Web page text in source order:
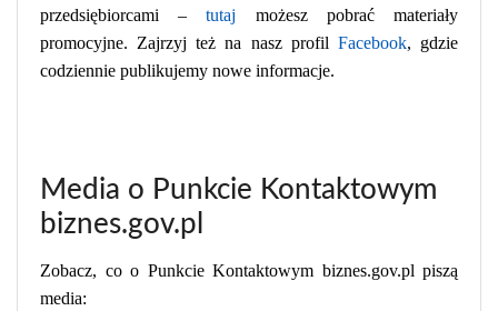
przedsiębiorcami –tutaj możesz pobrać materiały
promocyjne. Zajrzyj też na nasz profil Facebook, gdzie
codziennie publikujemy nowe informacje.
Media o Punkcie Kontaktowym
biznes.gov.pl
Zobacz, co o Punkcie Kontaktowym biznes.gov.pl piszą
media: